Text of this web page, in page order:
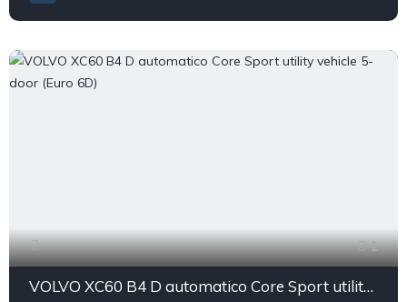
1
VOLVO XC60 B4 D automatico Core Sport utility vehicle 5-door (Euro 6D)